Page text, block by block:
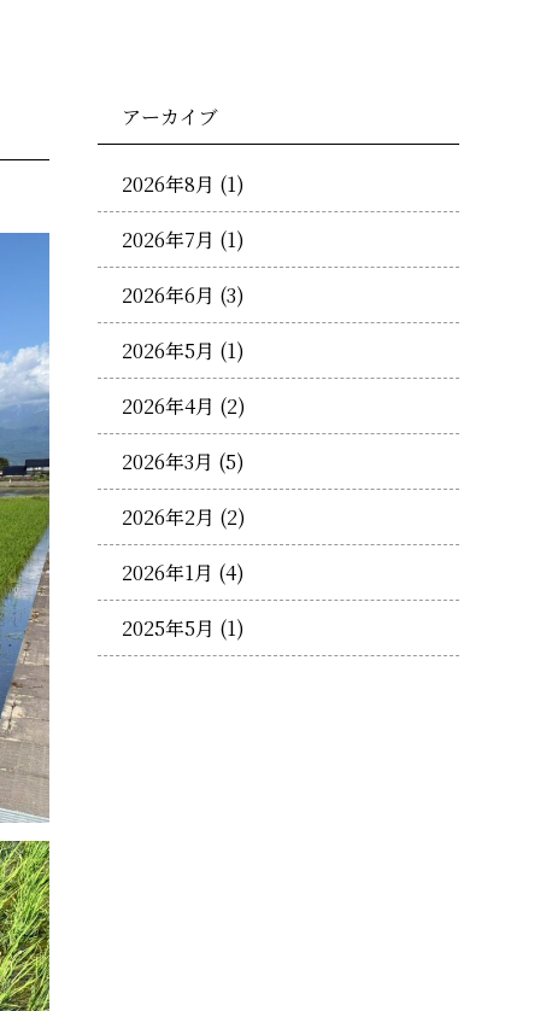
アーカイブ
2026年8月 (1)
2026年7月 (1)
2026年6月 (3)
2026年5月 (1)
2026年4月 (2)
2026年3月 (5)
2026年2月 (2)
2026年1月 (4)
2025年5月 (1)